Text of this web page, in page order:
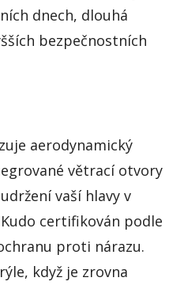
dnech, dlouhá
bezpečnostních
aerodynamický
větrací otvory
vaší hlavy v
certifikován podle
proti nárazu.
když je zrovna